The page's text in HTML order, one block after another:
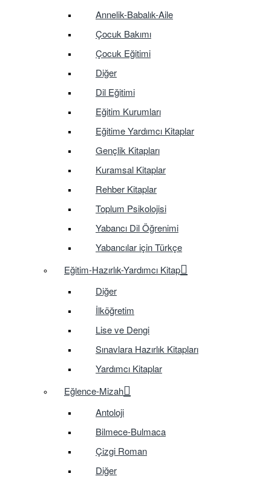
Annelik-Babalık-Aile
Çocuk Bakımı
Çocuk Eğitimi
Diğer
Dil Eğitimi
Eğitim Kurumları
Eğitime Yardımcı Kitaplar
Gençlik Kitapları
Kuramsal Kitaplar
Rehber Kitaplar
Toplum Psikolojisi
Yabancı Dil Öğrenimi
Yabancılar için Türkçe
Eğitim-Hazırlık-Yardımcı Kitap
Diğer
İlköğretim
Lise ve Dengi
Sınavlara Hazırlık Kitapları
Yardımcı Kitaplar
Eğlence-Mizah
Antoloji
Bilmece-Bulmaca
Çizgi Roman
Diğer